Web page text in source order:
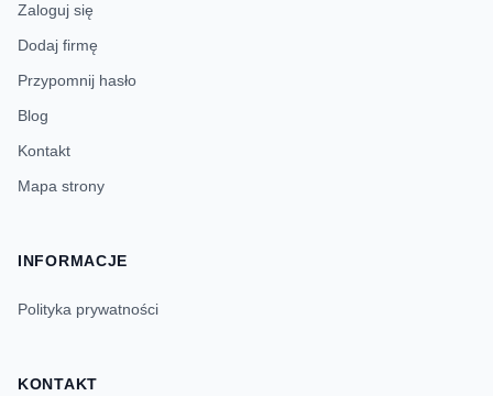
Zaloguj się
Dodaj firmę
Przypomnij hasło
Blog
Kontakt
Mapa strony
INFORMACJE
Polityka prywatności
KONTAKT